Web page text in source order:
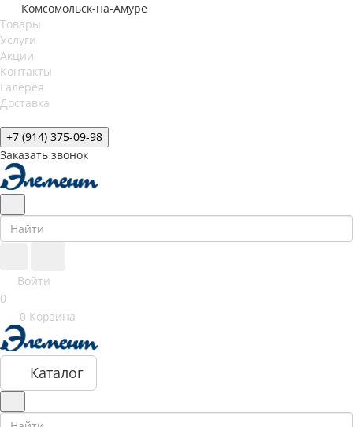
Комсомольск-на-Амуре
Товары
Услуги
Акции
Контакты
Галерея
Доставка
+7 (914) 375-09-98
Заказать звонок
Войти
0
0 Корзина
Каталог